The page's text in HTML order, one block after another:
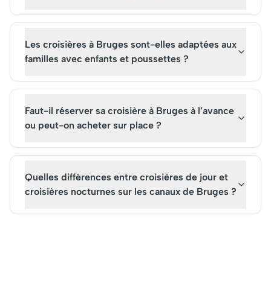
Les croisières à Bruges sont-elles adaptées aux
familles avec enfants et poussettes ?
Faut-il réserver sa croisière à Bruges à l’avance
ou peut-on acheter sur place ?
Quelles différences entre croisières de jour et
croisières nocturnes sur les canaux de Bruges ?